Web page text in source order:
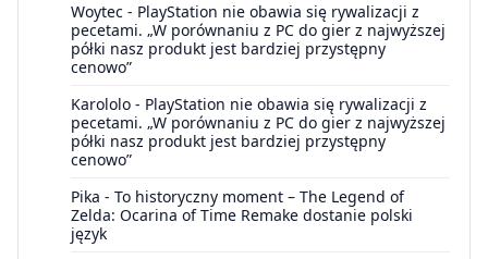
Woytec - PlayStation nie obawia się rywalizacji z
pecetami. „W porównaniu z PC do gier z najwyższej
półki nasz produkt jest bardziej przystępny
cenowo”
Karololo - PlayStation nie obawia się rywalizacji z
pecetami. „W porównaniu z PC do gier z najwyższej
półki nasz produkt jest bardziej przystępny
cenowo”
Pika - To historyczny moment – The Legend of
Zelda: Ocarina of Time Remake dostanie polski
język